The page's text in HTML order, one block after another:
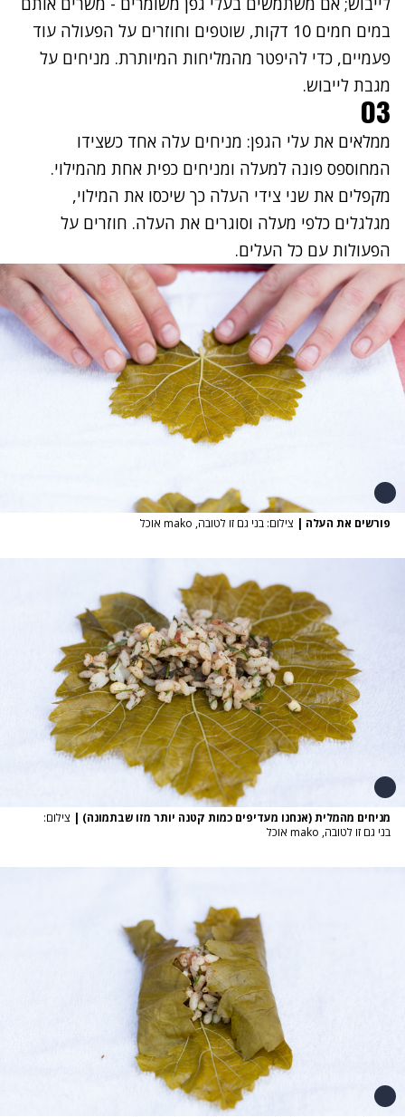
במים חמים 10 דקות, שוטפים וחוזרים על הפעולה עוד
פעמיים, כדי להיפטר מהמליחות המיותרת. מניחים על
מגבת לייבוש.
03
ממלאים את עלי הגפן: מניחים עלה אחד כשצידו
המחוספס פונה למעלה ומניחים כפית אחת מהמילוי.
מקפלים את שני צידי העלה כך שיכסו את המילוי,
מגלגלים כלפי מעלה וסוגרים את העלה. חוזרים על
הפעולות עם כל העלים.
פורשים את העלה | צילום: בני גם זו לטובה, mako אוכל
מניחים מהמלית (אנחנו מעדיפים כמות קטנה יותר מזו שבתמונה) | צילום:
בני גם זו לטובה, mako אוכל